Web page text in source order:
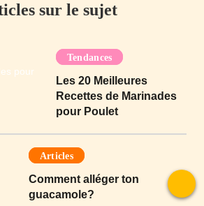
sur le sujet
Tendances
Les 20 Meilleures
Recettes de Marinades
pour Poulet
Articles
Comment alléger ton
guacamole?